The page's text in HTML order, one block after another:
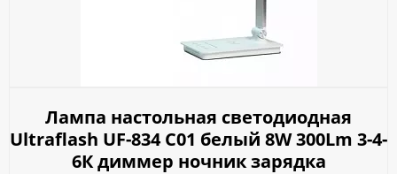
Лампа настольная светодиодная
Ultraflash UF-834 С01 белый 8W 300Lm 3-4-
6К диммер ночник зарядка